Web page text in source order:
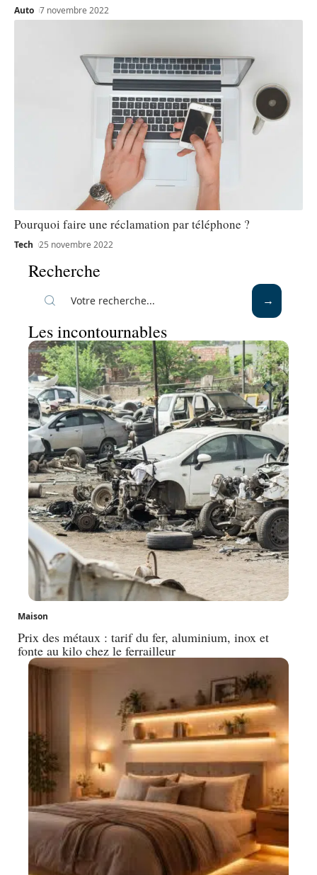
Auto 7 novembre 2022
Pourquoi faire une réclamation par téléphone ?
Tech 25 novembre 2022
Recherche
Les incontournables
Maison
Prix des métaux : tarif du fer, aluminium, inox et
fonte au kilo chez le ferrailleur